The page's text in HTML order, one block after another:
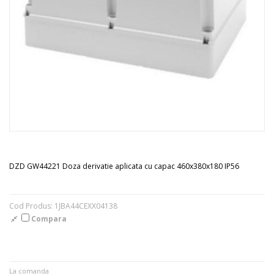
DZD GW44221 Doza derivatie aplicata cu capac 460x380x180 IP56
Cod Produs: 1JBA44CEXX04138
Compara
La comanda